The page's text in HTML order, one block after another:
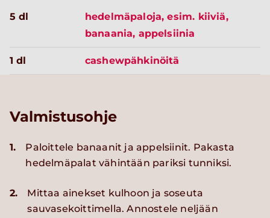
5 dl
hedelmäpaloja, esim. kiiviä,
banaania, appelsiinia
1 dl cashewpähkinöitä
Valmistusohje
1.
Paloittele banaanit ja appelsiinit. Pakasta
hedelmäpalat vähintään pariksi tunniksi.
2.
Mittaa ainekset kulhoon ja soseuta
sauvasekoittimella. Annostele neljään